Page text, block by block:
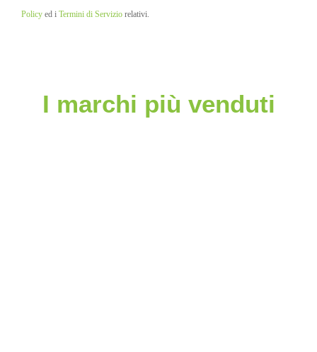
Policy ed i Termini di Servizio relativi.
I marchi più venduti